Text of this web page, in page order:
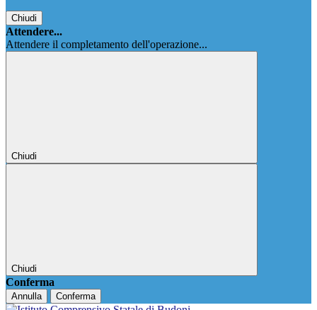
Chiudi
Attendere...
Attendere il completamento dell'operazione...
Chiudi
Chiudi
Conferma
Annulla Conferma